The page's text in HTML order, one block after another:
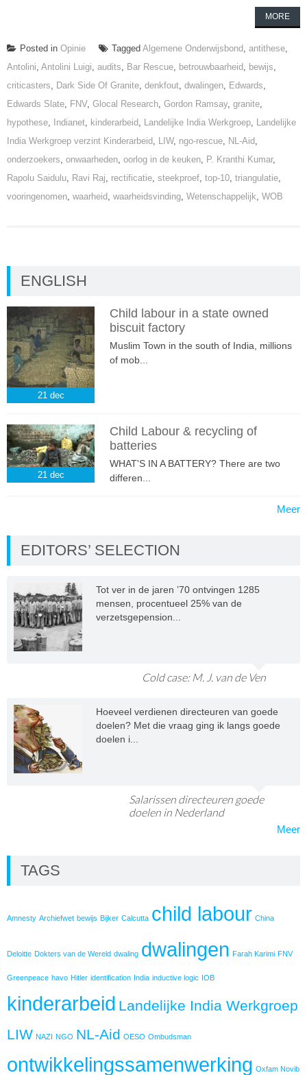
MORE
Posted in Opinie Tagged Algemene Onderwijsbond, antithese,
Antolini, Antolini Luigi, audits, Bar Rescue, betrouwbaarheid, bewijs,
criticasters, Dark Side Of Granite, denkfout, dwalingen, Edwards,
Edwards Slate, FNV, Glocal Research, Gordon Ramsay, granite,
hypothese, Indianet, kinderarbeid, Landelijke India Werkgroep, Landelijke
India Werkgroep verzint Kinderarbeid, LIW, ngo-rescue, NL-Aid,
onderzoekers, onwaarheden, oorlog in de keuken, P. Kranthi Kumar,
Rapolu Saidulu, Ravi Raj, rectificatie, steekproef, top-10, triangulatie,
vooringenomen, waarheid, waarheidsvinding, Wetenschappelijk, WOB
ENGLISH
21 dec
Child labour in a state owned
biscuit factory
Muslim Town in the south of India, millions
of mob...
21 dec
Child Labour & recycling of
batteries
WHAT'S IN A BATTERY? There are two
differen...
Meer
EDITORS’ SELECTION
Tot ver in de jaren ’70 ontvingen 1285
mensen, procentueel 25% van de
verzetsgepension...
Cold case: M. J. van de Ven
Hoeveel verdienen directeuren van goede
doelen? Met die vraag ging ik langs goede
doelen i...
Salarissen directeuren goede
doelen in Nederland
Meer
TAGS
Amnesty Archiefwet bewijs Bijker Calcutta child labour China
Deloitte Dokters van de Wereld dwaling dwalingen Farah Karimi FNV
Greenpeace havo Hitler identification India inductive logic IOB
kinderarbeid Landelijke India Werkgroep
LIW NAZI NGO NL-Aid OESO Ombudsman
ontwikkelingssamenwerking Oxfam Novib